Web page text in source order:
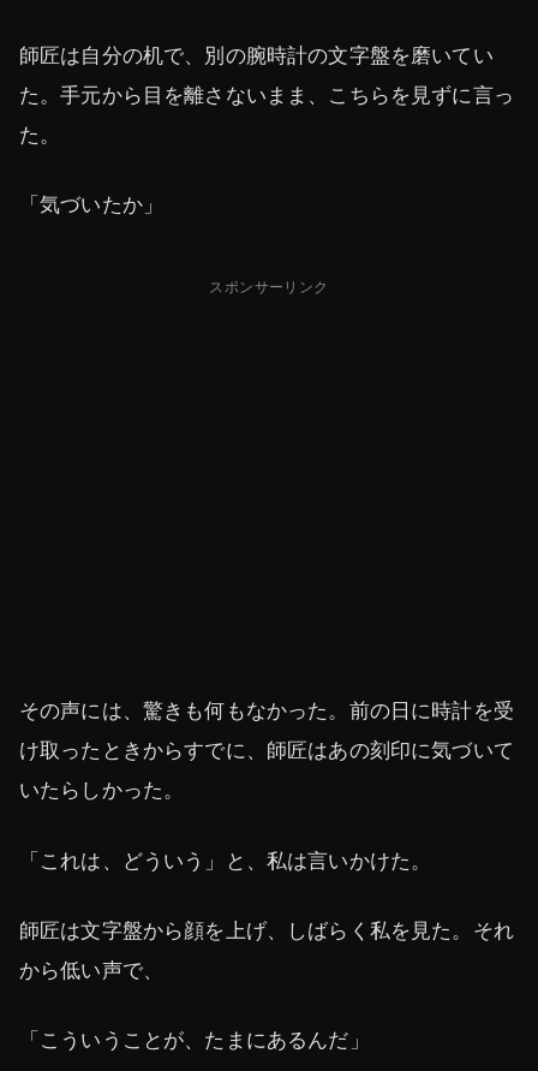
師匠は自分の机で、別の腕時計の文字盤を磨いてい
た。手元から目を離さないまま、こちらを見ずに言っ
た。
「気づいたか」
スポンサーリンク
その声には、驚きも何もなかった。前の日に時計を受
け取ったときからすでに、師匠はあの刻印に気づいて
いたらしかった。
「これは、どういう」と、私は言いかけた。
師匠は文字盤から顔を上げ、しばらく私を見た。それ
から低い声で、
「こういうことが、たまにあるんだ」